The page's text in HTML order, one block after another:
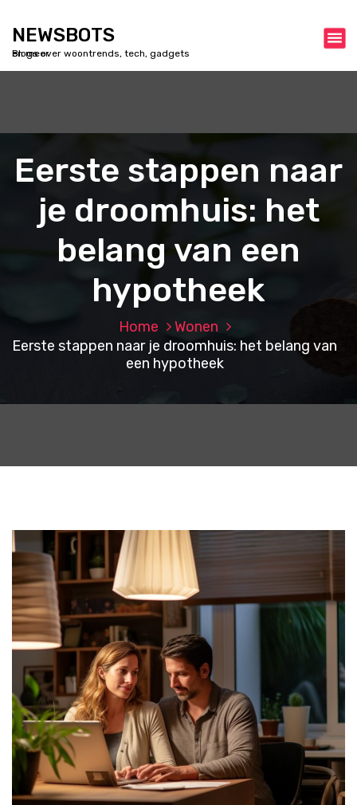
o
NEWSBOTS
Blogs over woontrends, tech, gadgets en meer
Eerste stappen naar
je droomhuis: het
belang van een
hypotheek
Home
Wonen
Eerste stappen naar je droomhuis: het belang van
een hypotheek